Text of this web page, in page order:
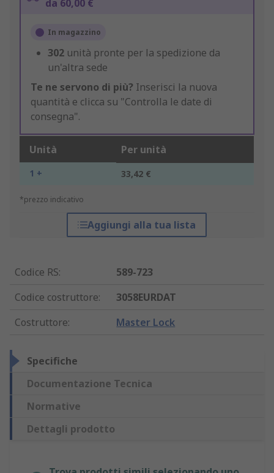
da 60,00 €
In magazzino
302 unità pronte per la spedizione da
un'altra sede
Te ne servono di più? Inserisci la nuova
quantità e clicca su "Controlla le date di
consegna".
Unità Per unità
1 + 33,42 €
*prezzo indicativo
Aggiungi alla tua lista
Codice RS:
589-723
Codice costruttore:
3058EURDAT
Costruttore: Master Lock
Specifiche
Documentazione Tecnica
Normative
Dettagli prodotto